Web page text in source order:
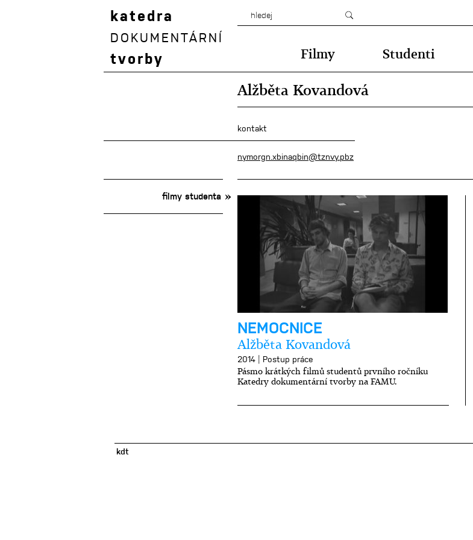
katedra
DOKUMENTÁRNÍ
tvorby Filmy Studenti
Alžběta Kovandová
kontakt
nymorgn.xbinaqbin@tznvy.pbz
filmy studenta
NEMOCNICE
Alžběta Kovandová
2014 | Postup práce
Pásmo krátkých filmů studentů prvního ročníku
Katedry dokumentární tvorby na FAMU.
kdt